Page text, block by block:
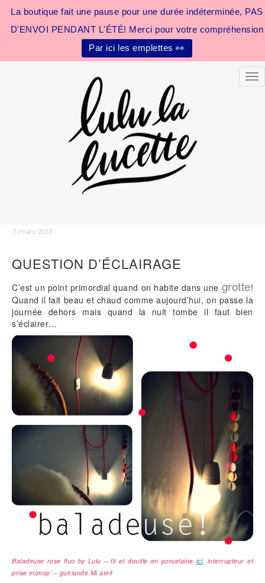
La boutique fait une pause pour une durée indéterminée, PAS
D'ENVOI PENDANT L'ÉTÉ! Merci pour votre compréhension
Par ici les emplettes 👀
7 mars 2013
QUESTION D’ÉCLAIRAGE
C’est un point primordial quand on habite dans une grotte!
Quand il fait beau et chaud comme aujourd’hui, on passe la
journée dehors mais quand la nuit tombe il faut bien
s’éclairer…
Baladeuse rose fluo by Lulu – fil et douille en porcelaine ici, interrupteur et
prise monop’ – guirlande Mi avril